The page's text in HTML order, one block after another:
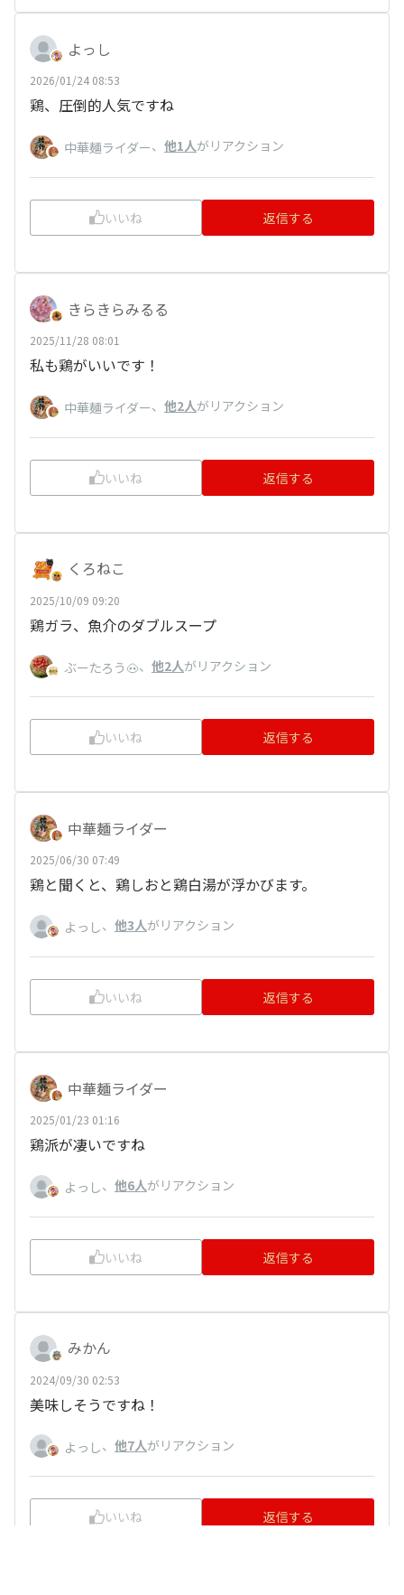
よっし
2026/01/24 08:53
鶏、圧倒的人気ですね
中華麺ライダー、 他1人がリアクション
いいね 返信する
きらきらみるる
2025/11/28 08:01
私も鶏がいいです！
中華麺ライダー、 他2人がリアクション
いいね 返信する
くろねこ
2025/10/09 09:20
鶏ガラ、魚介のダブルスープ
ぶーたろう🐽、 他2人がリアクション
いいね 返信する
中華麺ライダー
2025/06/30 07:49
鶏と聞くと、鶏しおと鶏白湯が浮かびます。
よっし、 他3人がリアクション
いいね 返信する
中華麺ライダー
2025/01/23 01:16
鶏派が凄いですね
よっし、 他6人がリアクション
いいね 返信する
みかん
2024/09/30 02:53
美味しそうですね！
よっし、 他7人がリアクション
いいね 返信する